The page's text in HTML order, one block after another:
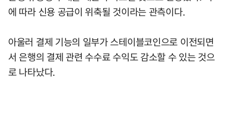
에 따라 신용 공급이 위축될 것이라는 관측이다.
아울러 결제 기능의 일부가 스테이블코인으로 이전되면
서 은행의 결제 관련 수수료 수익도 감소할 수 있는 것으
로 나타났다.